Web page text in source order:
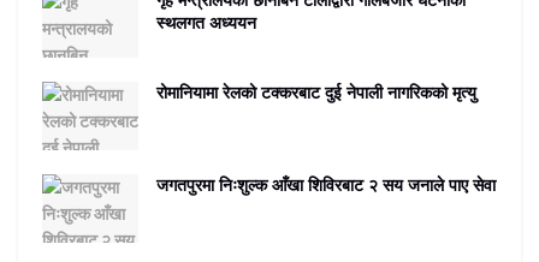
स्थलगत अध्ययन
रोमानियामा रेलको टक्करबाट दुई नेपाली नागरिकको मृत्यु
जगतपुरमा निःशुल्क आँखा शिविरबाट २ सय जनाले पाए सेवा